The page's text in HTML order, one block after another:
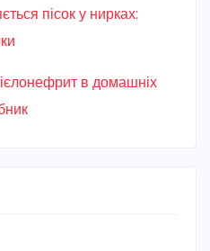
пісок у нирках:
в домашніх